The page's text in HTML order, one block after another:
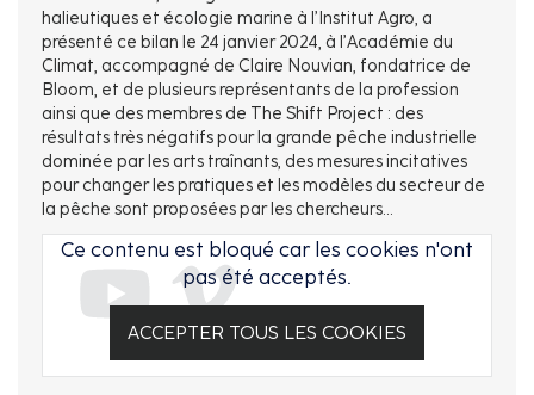
halieutiques et écologie marine à l’Institut Agro, a
présenté ce bilan le 24 janvier 2024, à l’Académie du
Climat, accompagné de Claire Nouvian, fondatrice de
Bloom, et de plusieurs représentants de la profession
ainsi que des membres de The Shift Project : des
résultats très négatifs pour la grande pêche industrielle
dominée par les arts traînants, des mesures incitatives
pour changer les pratiques et les modèles du secteur de
la pêche sont proposées par les chercheurs…
Ce contenu est bloqué car les cookies n'ont
pas été acceptés.
ACCEPTER TOUS LES COOKIES